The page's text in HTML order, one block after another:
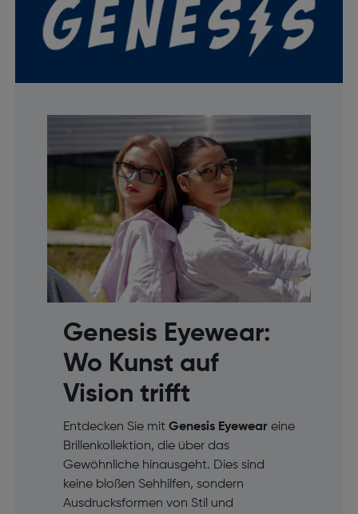
Genesis Eyewear:
Wo Kunst auf
Vision trifft
Entdecken Sie mit Genesis Eyeweareine
Brillenkollektion, die über das
Gewöhnliche hinausgeht. Dies sind
keine bloßen Sehhilfen, sondern
Ausdrucksformen von Stil und